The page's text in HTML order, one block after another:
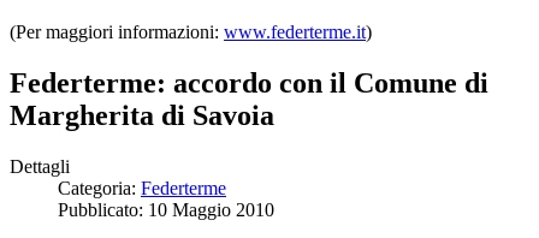
(Per maggiori informazioni: www.federterme.it)
Federterme: accordo con il Comune di
Margherita di Savoia
Dettagli
Categoria: Federterme
Pubblicato: 10 Maggio 2010